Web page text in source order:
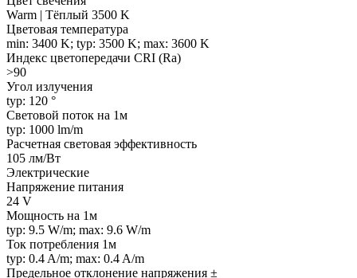
Warm | Тёплый 3500 K
Цветовая температура
min: 3400 K; typ: 3500 K; max: 3600 K
Индекс цветопередачи CRI (Ra)
>90
Угол излучения
typ: 120 °
Световой поток на 1м
typ: 1000 lm/m
Расчетная световая эффективность
105 лм/Вт
Электрические
Напряжение питания
24 V
Мощность на 1м
typ: 9.5 W/m; max: 9.6 W/m
Ток потребления 1м
typ: 0.4 A/m; max: 0.4 A/m
Предельное отклонение напряжения ±